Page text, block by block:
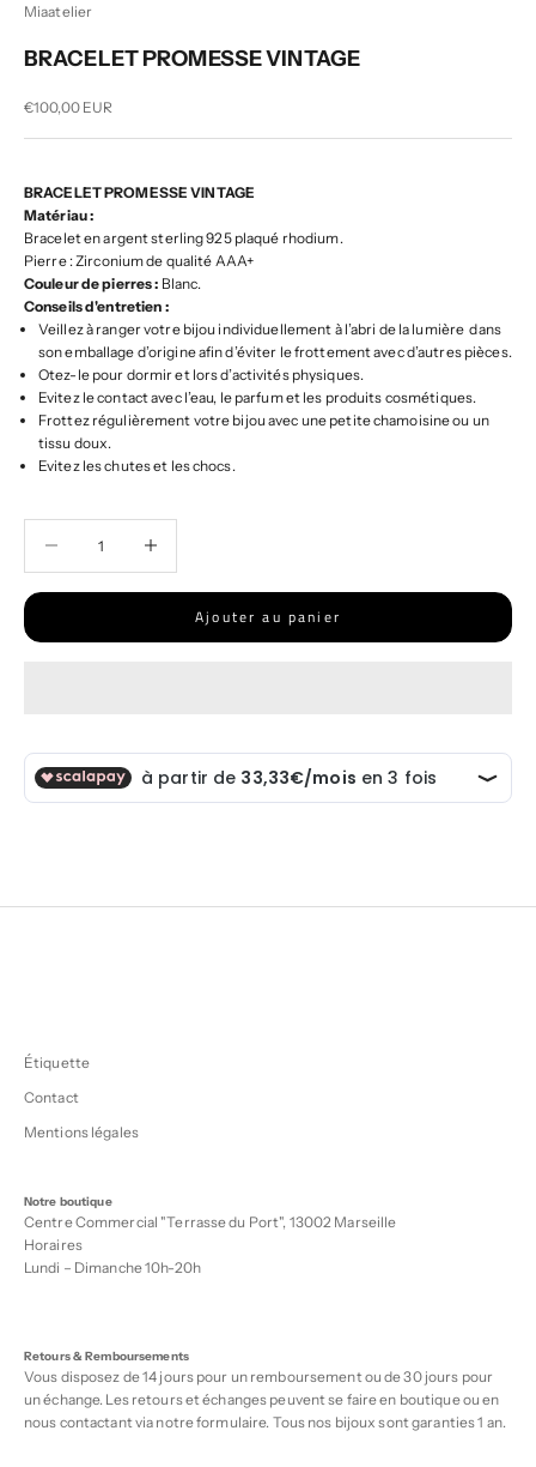
Miaatelier
BRACELET PROMESSE VINTAGE
Prix de vente
€100,00 EUR
BRACELET PROMESSE VINTAGE
Matériau :
Bracelet en argent sterling 925 plaqué rhodium.
Pierre : Zirconium de qualité AAA+
Couleur de pierres : Blanc.
Conseils d'entretien :
Veillez à ranger votre bijou individuellement à l’abri de la lumière dans
son emballage d’origine afin d’éviter le frottement avec d’autres pièces.
Otez-le pour dormir et lors d’activités physiques.
Evitez le contact avec l’eau, le parfum et les produits cosmétiques.
Frottez régulièrement votre bijou avec une petite chamoisine ou un
tissu doux.
Evitez les chutes et les chocs.
Ajouter au panier
Étiquette
Contact
Mentions légales
Notre boutique
Centre Commercial "Terrasse du Port", 13002 Marseille
Horaires
Lundi – Dimanche 10h-20h
Retours & Remboursements
Vous disposez de 14 jours pour un remboursement ou de 30 jours pour
un échange. Les retours et échanges peuvent se faire en boutique ou en
nous contactant via notreformulaire. Tous nos bijoux sont garanties 1 an.